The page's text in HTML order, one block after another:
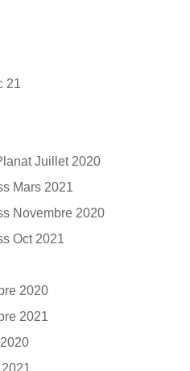
21
Juillet 2020
Mars 2021
Novembre 2020
Oct 2021
2020
2021